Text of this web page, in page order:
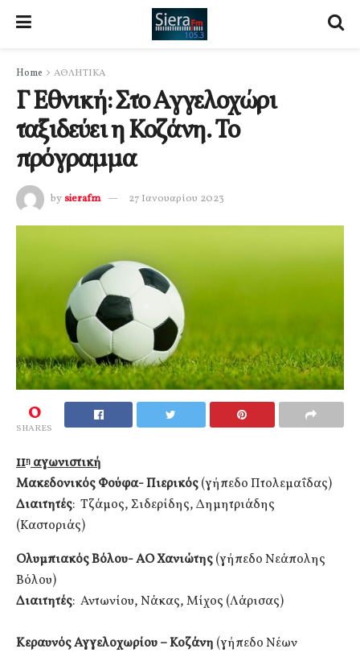
Home ΑΘΛΗΤΙΚΑ
Γ Εθνική: Στο Αγγελοχώρι
ταξιδεύει η Κοζάνη. Το
πρόγραμμα
by sierafm 27 Ιανουαρίου 2023
0
SHARES
11ηαγωνιστική
Μακεδονικός Φούφα- Πιερικός(γήπεδο Πτολεμαΐδας)
Διαιτητές: Τζάμος, Σιδερίδης, Δημητριάδης
(Καστοριάς)
Ολυμπιακός Βόλου- ΑΟ Χανιώτης(γήπεδο Νεάπολης
Βόλου)
Διαιτητές: Αντωνίου, Νάκας, Μίχος (Λάρισας)
Κεραυνός Αγγελοχωρίου – Κοζάνη (γήπεδο Νέων